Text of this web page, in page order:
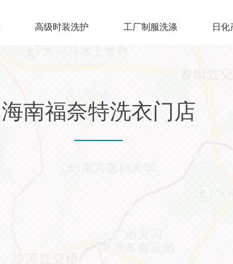
高级时装洗护 工厂制服洗涤 日化
海南福奈特洗衣门店